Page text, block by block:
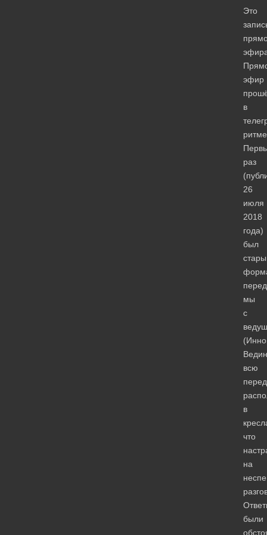
Это
эфир
в
раз
26
июля
2018
года)
был
мы
с
всю
в
что
на
были